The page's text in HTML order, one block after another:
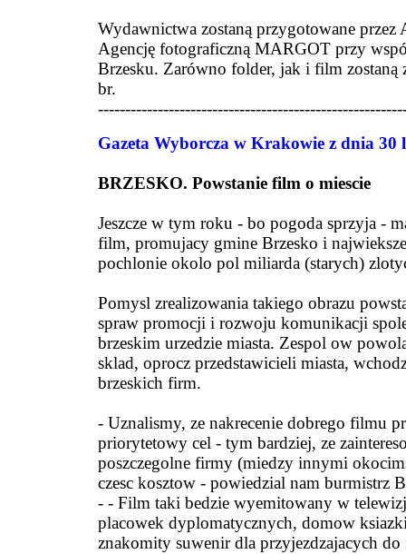
Wydawnictwa zostaną przygotowane
Agencję fotograficzną MARGOT przy
Brzesku. Zarówno folder, jak i film zostaną
br.
Gazeta Wyborcza w Krakowie z dnia 30
BRZESKO. Powstanie film o miescie
Jeszcze w tym roku - bo pogoda sprzyja -
film, promujacy gmine Brzesko i
pochlonie okolo pol miliarda (starych)
Pomysl zrealizowania takiego obrazu
spraw promocji i rozwoju komunikacji
brzeskim urzedzie miasta. Zespol ow
sklad, oprocz przedstawicieli miasta,
brzeskich firm.
- Uznalismy, ze nakrecenie dobrego filmu
priorytetowy cel - tym bardziej, ze
poszczegolne firmy (miedzy innymi
czesc kosztow - powiedzial nam burmistrz
- - Film taki bedzie wyemitowany w
placowek dyplomatycznych, domow
znakomity suwenir dla przyjezdzajacych do